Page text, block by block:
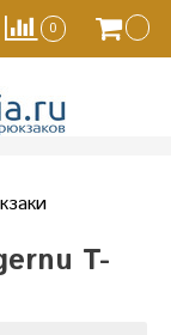
0
T-